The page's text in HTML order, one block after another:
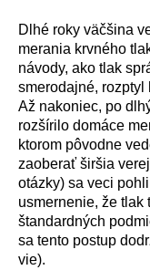
Dlhé roky väčšina
merania krvného
návody, ako tlak spr
smerodajné, rozptyl
Až nakoniec, po dlh
rozšírilo domáce
ktorom pôvodne
zaoberať širšia
otázky) sa veci
usmernenie, že tlak
štandardných
sa tento postup
vie).